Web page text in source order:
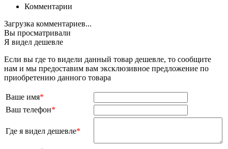
Комментарии
Загрузка комментариев...
Вы просматривали
Я видел дешевле
Если вы где то видели данный товар дешевле, то сообщите
нам и мы предоставим вам эксклюзивное предложение по
приобретению данного товара
Ваше имя*
Ваш телефон*
Где я видел дешевле*